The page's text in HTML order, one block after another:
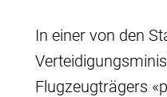
In einer von den
Flugzeugträgers